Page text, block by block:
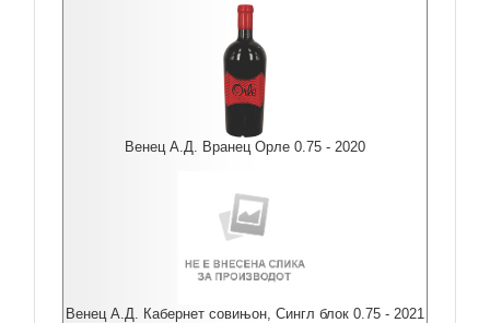
Венец А.Д. Вранец Орле 0.75 - 2020
Венец А.Д. Кабернет совињон, Сингл блок 0.75 - 2021